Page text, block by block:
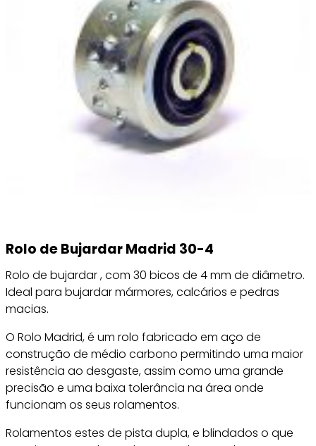
Rolo de Bujardar Madrid 30-4
Rolo de bujardar , com 30 bicos de 4 mm de diâmetro.
Ideal para bujardar mármores, calcários e pedras
macias.
O Rolo Madrid, é um rolo fabricado em aço de
construção de médio carbono permitindo uma maior
resistência ao desgaste, assim como uma grande
precisão e uma baixa tolerância na área onde
funcionam os seus rolamentos.
Rolamentos estes de pista dupla, e blindados o que